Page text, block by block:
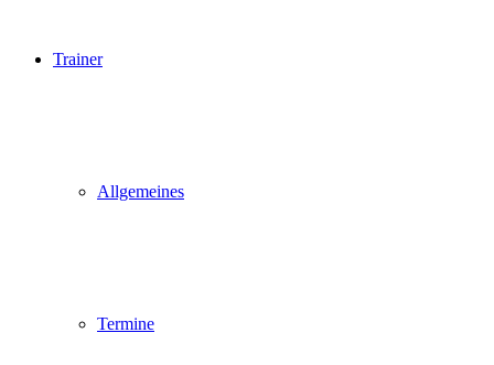
Trainer
Allgemeines
Termine